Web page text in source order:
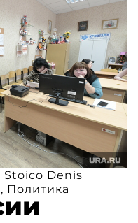
Stoico Denis
, Политика